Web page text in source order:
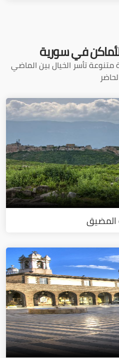
في سورية
متنوعة تأسر الخيال بين الماضي
المضيق